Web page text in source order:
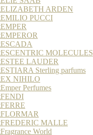
ELIZABETH ARDEN
EMILIO PUCCI
EMPER
EMPEROR
ESCADA
ESCENTRIC MOLECULES
ESTEE LAUDER
ESTIARA Sterling parfums
EX NIHILO
Emper Perfumes
FENDI
FERRE
FLORMAR
FREDERIC MALLE
Fragrance World